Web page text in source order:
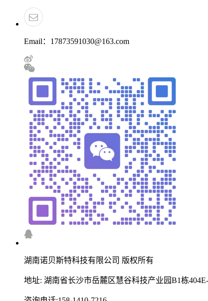
Email：17873591030@163.com
湖南诺贝斯特科技有限公司 版权所有
地址: 湖南省长沙市岳麓区慧谷科技产业园B1栋